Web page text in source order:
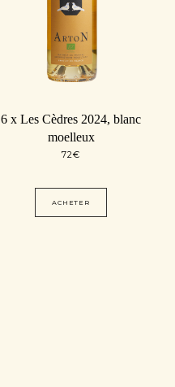
6 x Les Cèdres 2024, blanc
moelleux
72€
ACHETER